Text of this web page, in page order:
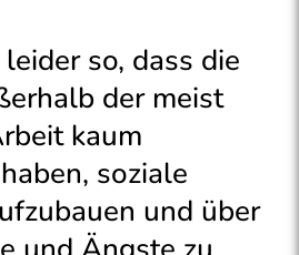
so, dass die
der meist
kaum
soziale
und über